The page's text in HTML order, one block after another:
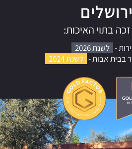
בתוי האיכות:
- לשנת 2026
בבית אבות - לשנת 2024